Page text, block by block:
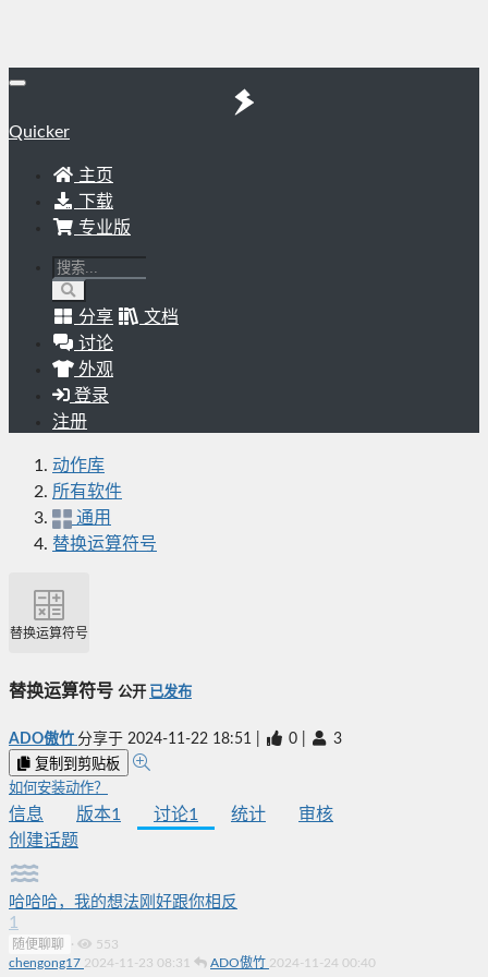
Quicker
主页
下载
专业版
分享
文档
讨论
外观
登录
注册
动作库
所有软件
通用
替换运算符号
替换运算符号
替换运算符号 公开 已发布
ADO傲竹 分享于 2024-11-22 18:51 0 3
复制到剪贴板
如何安装动作？
信息 版本1 讨论1 统计
审核
创建话题
哈哈哈，我的想法刚好跟你相反
1
随便聊聊 ·
553
chengong17 2024-11-23 08:31 ADO傲竹 2024-11-24 00:40